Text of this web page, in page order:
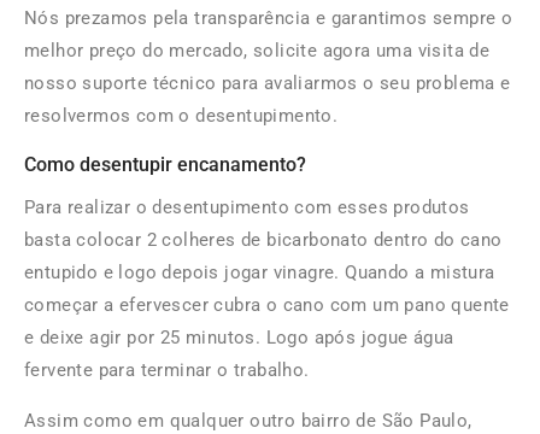
Nós prezamos pela transparência e garantimos sempre o
melhor preço do mercado, solicite agora uma visita de
nosso suporte técnico para avaliarmos o seu problema e
resolvermos com o desentupimento.
Como desentupir encanamento?
Para realizar o desentupimento com esses produtos
basta colocar 2 colheres de bicarbonato dentro do cano
entupido e logo depois jogar vinagre. Quando a mistura
começar a efervescer cubra o cano com um pano quente
e deixe agir por 25 minutos. Logo após jogue água
fervente para terminar o trabalho.
Assim como em qualquer outro bairro de São Paulo,